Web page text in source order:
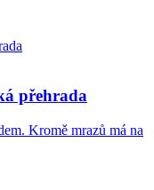
přehrada
Kromě mrazů má na